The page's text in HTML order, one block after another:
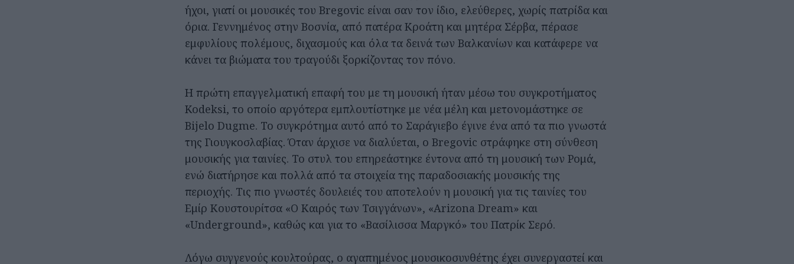
ήχοι, γιατί οι μουσικές του Bregovic είναι σαν τον ίδιο, ελεύθερες, χωρίς πατρίδα και
όρια. Γεννημένος στην Βοσνία, από πατέρα Κροάτη και μητέρα Σέρβα, πέρασε
εμφυλίους πολέμους, διχασμούς και όλα τα δεινά των Βαλκανίων και κατάφερε να
κάνει τα βιώματα του τραγούδι ξορκίζοντας τον πόνο.
Η πρώτη επαγγελματική επαφή του με τη μουσική ήταν μέσω του συγκροτήματος
Kodeksi, το οποίο αργότερα εμπλουτίστηκε με νέα μέλη και μετονομάστηκε σε
Bijelo Dugme. Το συγκρότημα αυτό από το Σαράγιεβο έγινε ένα από τα πιο γνωστά
της Γιουγκοσλαβίας. Όταν άρχισε να διαλύεται, ο Bregovic στράφηκε στη σύνθεση
μουσικής για ταινίες. Το στυλ του επηρεάστηκε έντονα από τη μουσική των Ρομά,
ενώ διατήρησε και πολλά από τα στοιχεία της παραδοσιακής μουσικής της
περιοχής. Τις πιο γνωστές δουλειές του αποτελούν η μουσική για τις ταινίες του
Εμίρ Κουστουρίτσα «Ο Καιρός των Τσιγγάνων», «Arizona Dream» και
«Underground», καθώς και για το «Βασίλισσα Μαργκό» του Πατρίκ Σερό.
Λόγω συγγενούς κουλτούρας, ο αγαπημένος μουσικοσυνθέτης έχει συνεργαστεί και